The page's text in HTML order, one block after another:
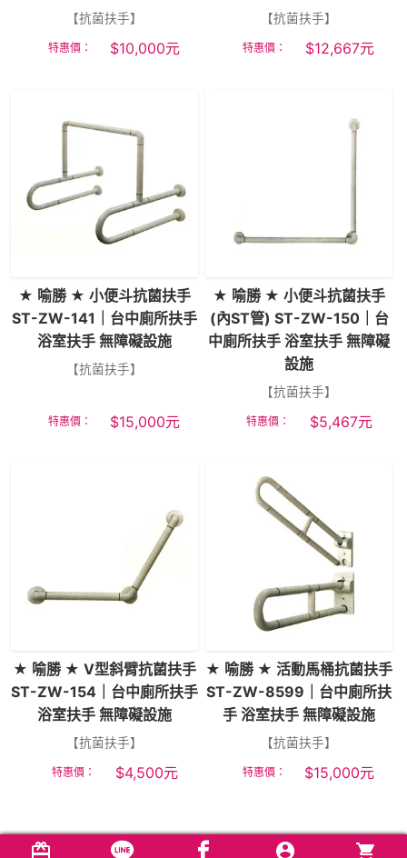
【抗菌扶手】
特惠價： $10,000元
【抗菌扶手】
特惠價： $12,667元
★ 喻勝 ★ 小便斗抗菌扶手
ST-ZW-141｜台中廁所扶手
浴室扶手 無障礙設施
【抗菌扶手】
特惠價： $15,000元
★ 喻勝 ★ 小便斗抗菌扶手
(內ST管) ST-ZW-150｜台
中廁所扶手 浴室扶手 無障礙
設施
【抗菌扶手】
特惠價： $5,467元
★ 喻勝 ★ V型斜臂抗菌扶手
ST-ZW-154｜台中廁所扶手
浴室扶手 無障礙設施
【抗菌扶手】
特惠價： $4,500元
★ 喻勝 ★ 活動馬桶抗菌扶手
ST-ZW-8599｜台中廁所扶
手 浴室扶手 無障礙設施
【抗菌扶手】
特惠價： $15,000元